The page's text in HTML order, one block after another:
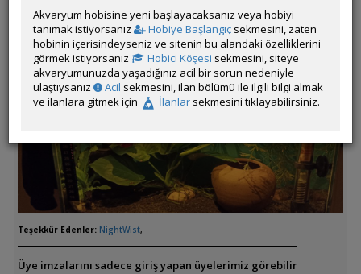
Teşekkür Edenler: NightWist,
Üye imzalarını sadece giriş yapan üyelerimiz görebilir
Akvaryum hobisine yeni başlayacaksanız veya hobiyi
tanımak istiyorsanız
Hobiye Başlangıç sekmesini, zaten
hobinin içerisindeyseniz ve sitenin bu alandaki özelliklerini
görmek istiyorsanız
Hobici Köşesi sekmesini, siteye
akvaryumunuzda yaşadığınız acil bir sorun nedeniyle
ulaştıysanız
Acil sekmesini, ilan bölümü ile ilgili bilgi almak
ve ilanlara gitmek için
İlanlar sekmesini tıklayabilirsiniz.